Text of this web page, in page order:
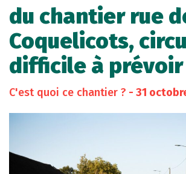
du chantier rue
Coquelicots,
difficile à prévoir
C'est quoi ce chantier ? - 31